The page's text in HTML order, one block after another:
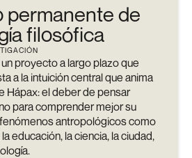
permanente de
filosófica
proyecto a largo plazo que
a la intuición central que anima
Hápax:el deber de pensar
para comprender mejor su
antropológicos como
educación, la ciencia, la ciudad,